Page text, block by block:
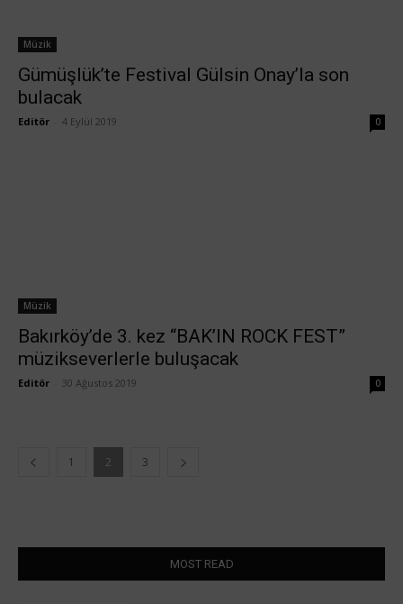
Müzik
Gümüşlük’te Festival Gülsin Onay’la son
bulacak
Editör 4 Eylül 2019 0
Müzik
Bakırköy’de 3. kez “BAK’IN ROCK FEST”
müzikseverlerle buluşacak
Editör 30 Ağustos 2019 0
1 2 3
MOST READ